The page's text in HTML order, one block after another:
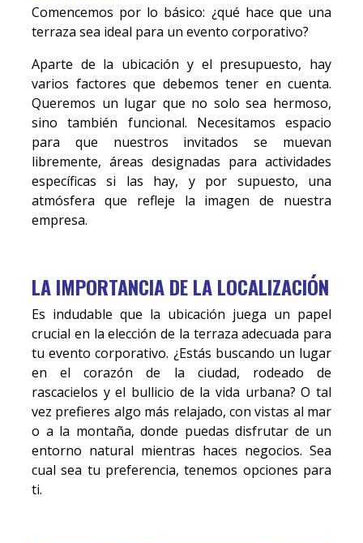
Comencemos por lo básico: ¿qué hace que una
terraza sea ideal para un evento corporativo?
Aparte de la ubicación y el presupuesto, hay
varios factores que debemos tener en cuenta.
Queremos un lugar que no solo sea hermoso,
sino también funcional. Necesitamos espacio
para que nuestros invitados se muevan
libremente, áreas designadas para actividades
específicas si las hay, y por supuesto, una
atmósfera que refleje la imagen de nuestra
empresa.
LA IMPORTANCIA DE LA LOCALIZACIÓN
Es indudable que la ubicación juega un papel
crucial en la elección de la terraza adecuada para
tu evento corporativo. ¿Estás buscando un lugar
en el corazón de la ciudad, rodeado de
rascacielos y el bullicio de la vida urbana? O tal
vez prefieres algo más relajado, con vistas al mar
o a la montaña, donde puedas disfrutar de un
entorno natural mientras haces negocios. Sea
cual sea tu preferencia, tenemos opciones para
ti.